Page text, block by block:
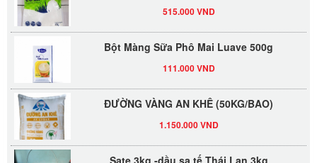
ĐƯỜNG VÀNG AN KHÊ (50KG/BAO)
Sate 3kg -dầu sa tế Thái Lan 3kg